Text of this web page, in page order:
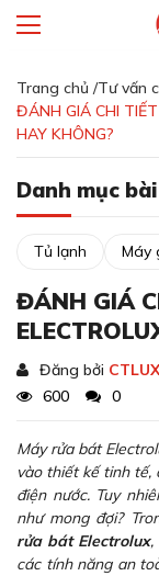
Trang chủ /Tư vấn
ĐÁNH GIÁ CHI
HAY KHÔNG?
Danh mục
Tủ lạnh Máy
ĐÁNH GIÁ
Đăng bởi
600
0
Máy rửa bát
vào thiết kế tinh tế,
điện nước. Tuy
như mong đợi?
rửa bát Electrolux,
các tính năng an